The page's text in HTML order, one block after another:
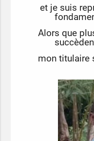
et je suis
Alors que
mon titulaire